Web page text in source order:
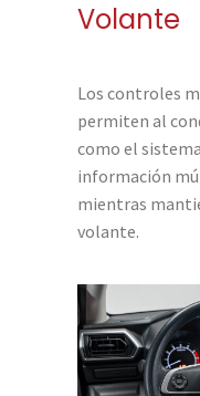
Volante
Los controles
permiten al
como el
información
mientras
volante.